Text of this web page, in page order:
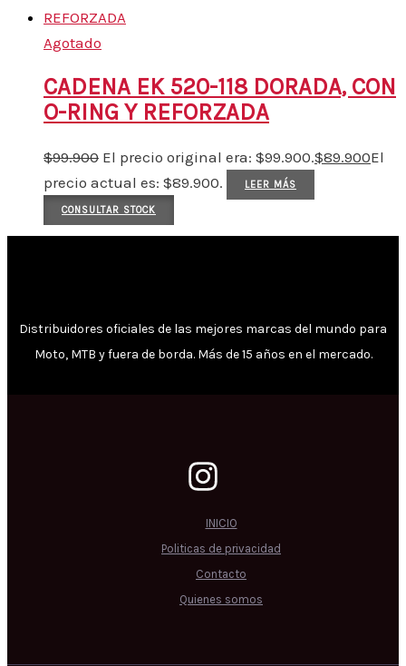
Agotado
CADENA EK 520-118 DORADA, CON
O-RING Y REFORZADA
$99.900 El precio original era: $99.900.$89.900El
precio actual es: $89.900.
LEER MÁS
CONSULTAR STOCK
Distribuidores oficiales de las mejores marcas del mundo para
Moto, MTB y fuera de borda. Más de 15 años en el mercado.
INICIO
Politicas de privacidad
Contacto
Quienes somos